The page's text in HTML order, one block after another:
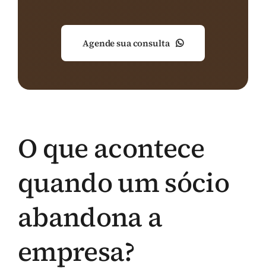
Agende sua consulta
O que acontece
quando um sócio
abandona a
empresa?